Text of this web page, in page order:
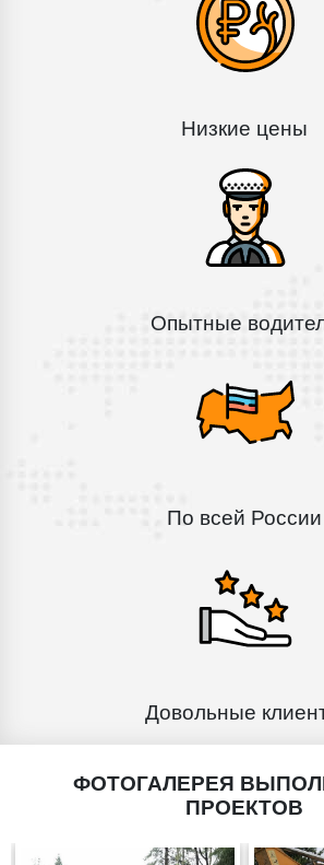
Низкие цены
Опытные
По всей России
Довольные
ФОТОГАЛЕРЕЯ
ПРОЕКТОВ